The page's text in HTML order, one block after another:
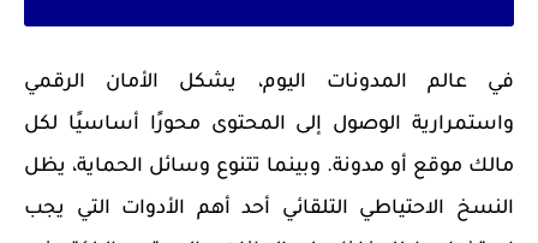
في عالم المدونات اليوم، يشكل الأمان الرقمي
واستمرارية الوصول إلى المحتوى محورًا أساسيًا لكل
مالك موقع أو مدونة. وبينما تتنوع وسائل الحماية، يظل
النسخ الاحتياطي التلقائي أحد أهم الأدوات التي يجب